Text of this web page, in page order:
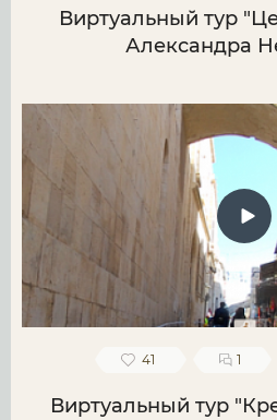
Виртуальный тур
Александра
41 1
Виртуальный тур